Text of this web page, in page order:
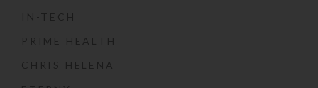
IN-TECH
PRIME HEALTH
CHRIS HELENA